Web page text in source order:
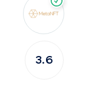
3.6